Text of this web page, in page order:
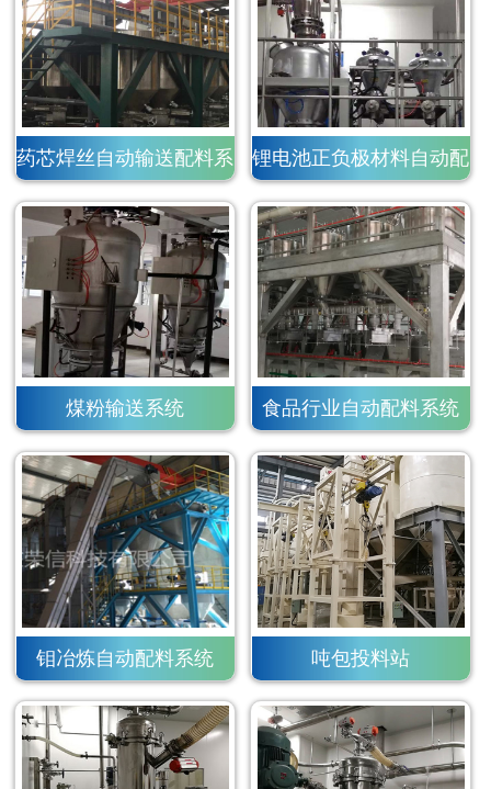
药芯焊丝自动输送配料系
统
锂电池正负极材料自动配
料系统
煤粉输送系统 食品行业自动配料系统
钼冶炼自动配料系统 吨包投料站